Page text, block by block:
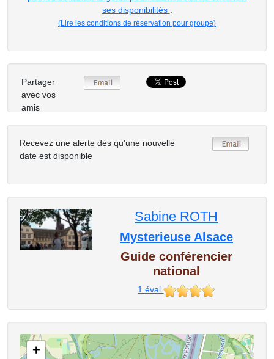
ses disponibilités
(Lire les conditions de réservation pour groupe)
Partager
avec vos
amis
Recevez une alerte dès qu'une nouvelle
date est disponible
Sabine ROTH
Mysterieuse Alsace
Guide conférencier
national
1 éval
+